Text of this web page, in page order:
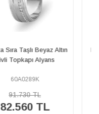
Pırlanta Taşlı Sarı ve Beyaz
Altın Sahil Işığı Alyans
60A0067K
106.220 TL
95.600 TL